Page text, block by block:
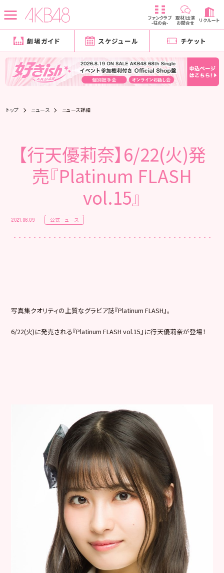
ファンクラブ
-柱の会-
取材/出演
お問合せ リクルート
劇場ガイド スケジュール チケット
トップ ニュース ニュース詳細
【行天優莉奈】6/22(火)発
売『Platinum FLASH
vol.15』
2021.06.09 公式ニュース
写真集クオリティの上質なグラビア誌『Platinum FLASH』。
6/22(火)に発売される『Platinum FLASH vol.15』に行天優莉奈が登場！